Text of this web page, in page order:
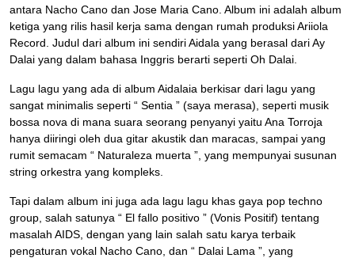
antara Nacho Cano dan Jose Maria Cano. Album ini adalah album
ketiga yang rilis hasil kerja sama dengan rumah produksi Ariiola
Record. Judul dari album ini sendiri Aidala yang berasal dari Ay
Dalai yang dalam bahasa Inggris berarti seperti Oh Dalai.
Lagu lagu yang ada di album Aidalaia berkisar dari lagu yang
sangat minimalis seperti “ Sentia ” (saya merasa), seperti musik
bossa nova di mana suara seorang penyanyi yaitu Ana Torroja
hanya diiringi oleh dua gitar akustik dan maracas, sampai yang
rumit semacam “ Naturaleza muerta ”, yang mempunyai susunan
string orkestra yang kompleks.
Tapi dalam album ini juga ada lagu lagu khas gaya pop techno
group, salah satunya “ El fallo positivo ” (Vonis Positif) tentang
masalah AIDS, dengan yang lain salah satu karya terbaik
pengaturan vokal Nacho Cano, dan “ Dalai Lama ”, yang